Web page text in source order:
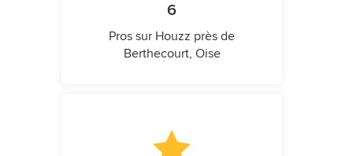
6
Pros sur Houzz près de
Berthecourt, Oise